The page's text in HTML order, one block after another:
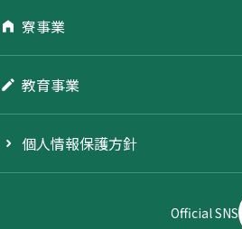
寮事業
教育事業
個人情報保護方針
Official SNS